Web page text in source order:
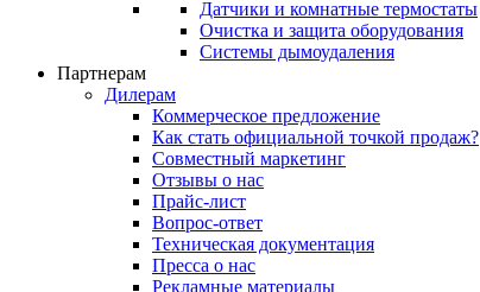
Датчики и комнатные термостаты
Очистка и защита оборудования
Системы дымоудаления
Партнерам
Дилерам
Коммерческое предложение
Как стать официальной точкой продаж?
Совместный маркетинг
Отзывы о нас
Прайс-лист
Вопрос-ответ
Техническая документация
Пресса о нас
Рекламные материалы